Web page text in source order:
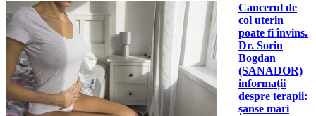
Cancerul de
col uterin
poate fi învins.
Dr. Sorin
Bogdan
(SANADOR)
informații
despre terapii:
șanse mari